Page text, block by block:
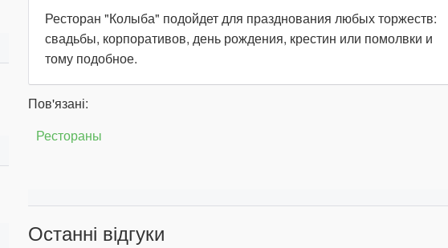
Ресторан "Колыба" подойдет для празднования любых торжеств:
свадьбы, корпоративов, день рождения, крестин или помолвки и
тому подобное.
Пов'язані:
Рестораны
Останні відгуки